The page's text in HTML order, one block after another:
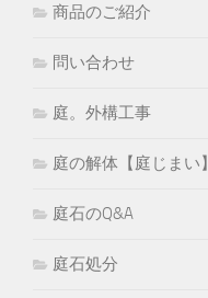
商品のご紹介
問い合わせ
庭。外構工事
庭の解体【庭じまい】
庭石のQ&A
庭石処分